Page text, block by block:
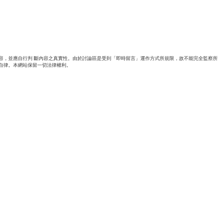
並應自行判 斷內容之真實性。由於討論區是受到「即時留言」運作方式所規限，故不能完全監察所
。本網站保留一切法律權利。